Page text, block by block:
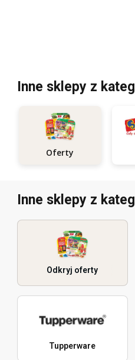
Inne sklepy z
Oferty
Inne sklepy z
Odkryj oferty
Tupperware